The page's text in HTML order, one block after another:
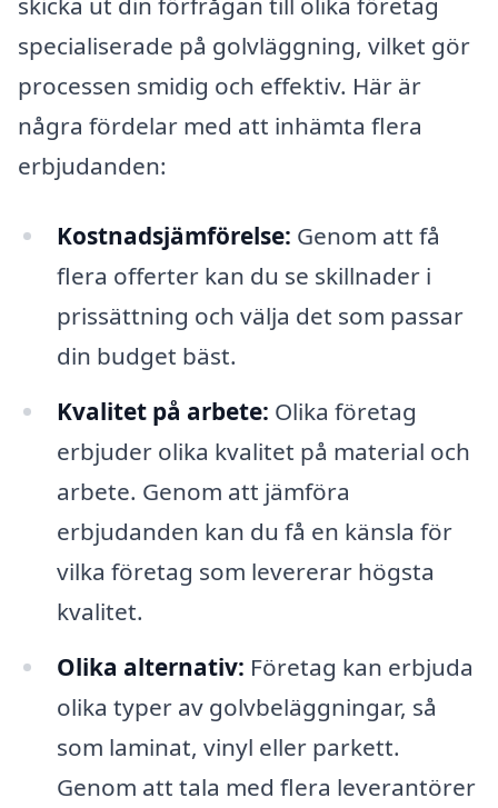
specialiserade på golvläggning, vilket gör
processen smidig och effektiv. Här är
några fördelar med att inhämta flera
erbjudanden:
Kostnadsjämförelse: Genom att få
flera offerter kan du se skillnader i
prissättning och välja det som passar
din budget bäst.
Kvalitet på arbete: Olika företag
erbjuder olika kvalitet på material och
arbete. Genom att jämföra
erbjudanden kan du få en känsla för
vilka företag som levererar högsta
kvalitet.
Olika alternativ: Företag kan erbjuda
olika typer av golvbeläggningar, så
som laminat, vinyl eller parkett.
Genom att tala med flera leverantörer